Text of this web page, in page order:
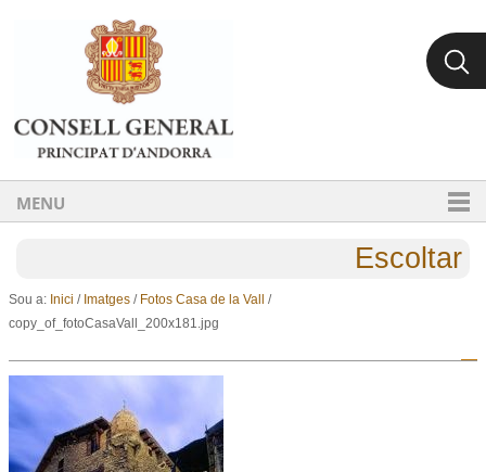
Ves al contingut.
Salta a la navegació
MENU
Escoltar
Sou a: Inici / Imatges / Fotos Casa de la Vall
/
copy_of_fotoCasaVall_200x181.jpg